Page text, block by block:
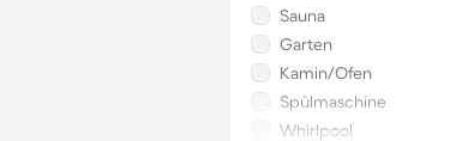
Sauna
Garten
Kamin/Ofen
Spülmaschine
Whirlpool